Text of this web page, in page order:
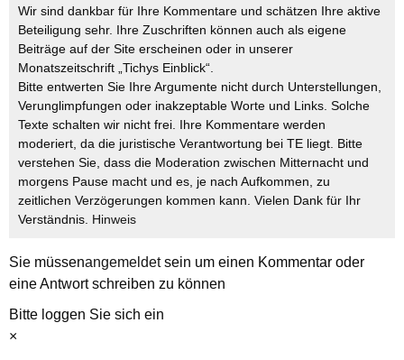
Wir sind dankbar für Ihre Kommentare und schätzen Ihre aktive
Beteiligung sehr. Ihre Zuschriften können auch als eigene
Beiträge auf der Site erscheinen oder in unserer
Monatszeitschrift „Tichys Einblick“.
Bitte entwerten Sie Ihre Argumente nicht durch Unterstellungen,
Verunglimpfungen oder inakzeptable Worte und Links. Solche
Texte schalten wir nicht frei. Ihre Kommentare werden
moderiert, da die juristische Verantwortung bei TE liegt. Bitte
verstehen Sie, dass die Moderation zwischen Mitternacht und
morgens Pause macht und es, je nach Aufkommen, zu
zeitlichen Verzögerungen kommen kann. Vielen Dank für Ihr
Verständnis. Hinweis
Sie müssenangemeldetsein um einen Kommentar oder
eine Antwort schreiben zu können
Bitte loggen Sie sich ein
×